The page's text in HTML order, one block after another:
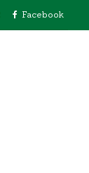
Facebook